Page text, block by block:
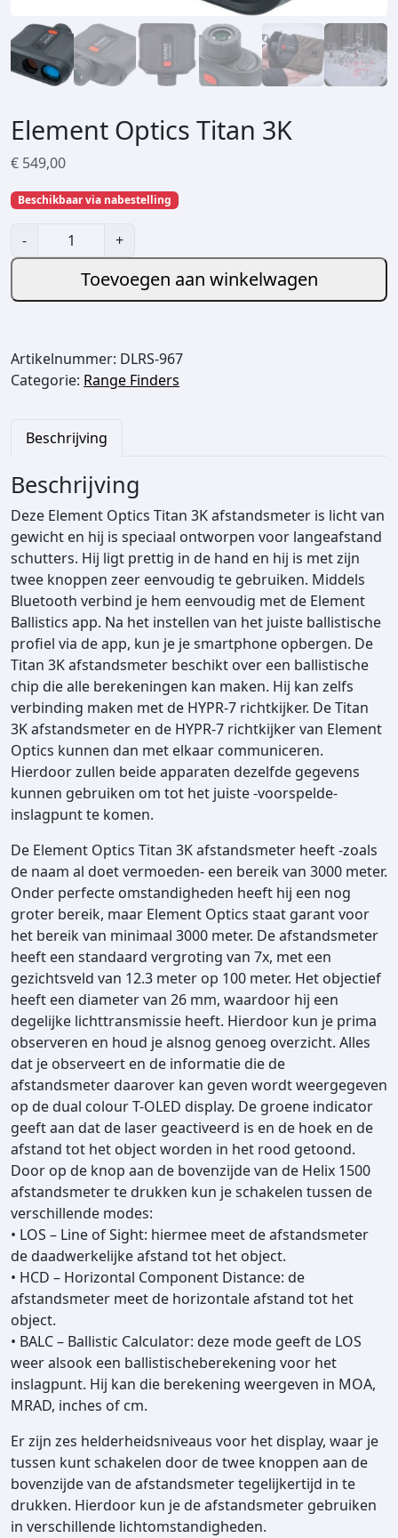
Element Optics Titan 3K
€ 549,00
Beschikbaar via nabestelling
-
l
m
t
O
s
T
i
t
a
n
3
K
a
a
n
t
a
l
+
Toevoegen aan winkelwagen
Artikelnummer: DLRS-967
Categorie: Range Finders
Beschrijving
Beschrijving
Deze Element Optics Titan 3K afstandsmeter is licht van
gewicht en hij is speciaal ontworpen voor langeafstand
schutters. Hij ligt prettig in de hand en hij is met zijn
twee knoppen zeer eenvoudig te gebruiken. Middels
Bluetooth verbind je hem eenvoudig met de Element
Ballistics app. Na het instellen van het juiste ballistische
profiel via de app, kun je je smartphone opbergen. De
Titan 3K afstandsmeter beschikt over een ballistische
chip die alle berekeningen kan maken. Hij kan zelfs
verbinding maken met de HYPR-7 richtkijker. De Titan
3K afstandsmeter en de HYPR-7 richtkijker van Element
Optics kunnen dan met elkaar communiceren.
Hierdoor zullen beide apparaten dezelfde gegevens
kunnen gebruiken om tot het juiste -voorspelde-
inslagpunt te komen.
De Element Optics Titan 3K afstandsmeter heeft -zoals
de naam al doet vermoeden- een bereik van 3000 meter.
Onder perfecte omstandigheden heeft hij een nog
groter bereik, maar Element Optics staat garant voor
het bereik van minimaal 3000 meter. De afstandsmeter
heeft een standaard vergroting van 7x, met een
gezichtsveld van 12.3 meter op 100 meter. Het objectief
heeft een diameter van 26 mm, waardoor hij een
degelijke lichttransmissie heeft. Hierdoor kun je prima
observeren en houd je alsnog genoeg overzicht. Alles
dat je observeert en de informatie die de
afstandsmeter daarover kan geven wordt weergegeven
op de dual colour T-OLED display. De groene indicator
geeft aan dat de laser geactiveerd is en de hoek en de
afstand tot het object worden in het rood getoond.
Door op de knop aan de bovenzijde van de Helix 1500
afstandsmeter te drukken kun je schakelen tussen de
verschillende modes:
• LOS – Line of Sight: hiermee meet de afstandsmeter
de daadwerkelijke afstand tot het object.
• HCD – Horizontal Component Distance: de
afstandsmeter meet de horizontale afstand tot het
object.
• BALC – Ballistic Calculator: deze mode geeft de LOS
weer alsook een ballistischeberekening voor het
inslagpunt. Hij kan die berekening weergeven in MOA,
MRAD, inches of cm.
Er zijn zes helderheidsniveaus voor het display, waar je
tussen kunt schakelen door de twee knoppen aan de
bovenzijde van de afstandsmeter tegelijkertijd in te
drukken. Hierdoor kun je de afstandsmeter gebruiken
in verschillende lichtomstandigheden.